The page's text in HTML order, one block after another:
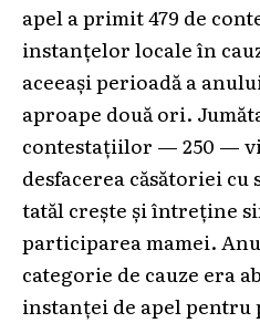
apel a primit 479 de
instanțelor locale în
aceeași perioadă a
aproape două ori.
contestațiilor — 250 —
desfacerea căsătoriei
tatăl crește și întreține
participarea mamei.
categorie de cauze era
instanței de apel pentru